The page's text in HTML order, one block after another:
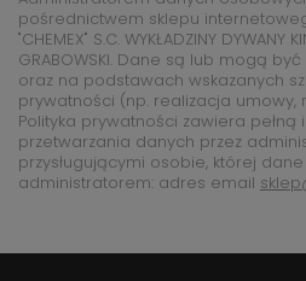
pośrednictwem sklepu
"CHEMEX" S.C. WYKŁADZINY DYWANY
GRABOWSKI. Dane są lub mogą
oraz na podstawach wskazanych
prywatności (np. realizacja umowy,
Polityka prywatności zawiera
przetwarzania danych przez
przysługującymi osobie, której
administratorem: adres email